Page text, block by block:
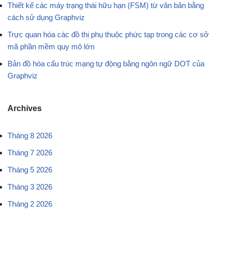
Thiết kế các máy trạng thái hữu hạn (FSM) từ văn bản bằng
cách sử dụng Graphviz
Trực quan hóa các đồ thị phụ thuộc phức tạp trong các cơ sở
mã phần mềm quy mô lớn
Bản đồ hóa cấu trúc mạng tự động bằng ngôn ngữ DOT của
Graphviz
Archives
Tháng 8 2026
Tháng 7 2026
Tháng 5 2026
Tháng 3 2026
Tháng 2 2026